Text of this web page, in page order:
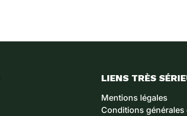
LIENS TRÈS
Mentions légales
Conditions générales